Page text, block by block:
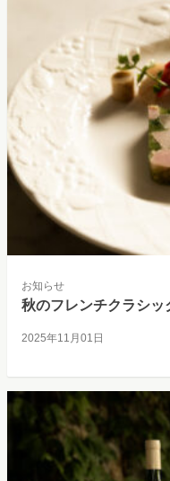
お知らせ
秋のフレンチクラシッ
2025年11月01日